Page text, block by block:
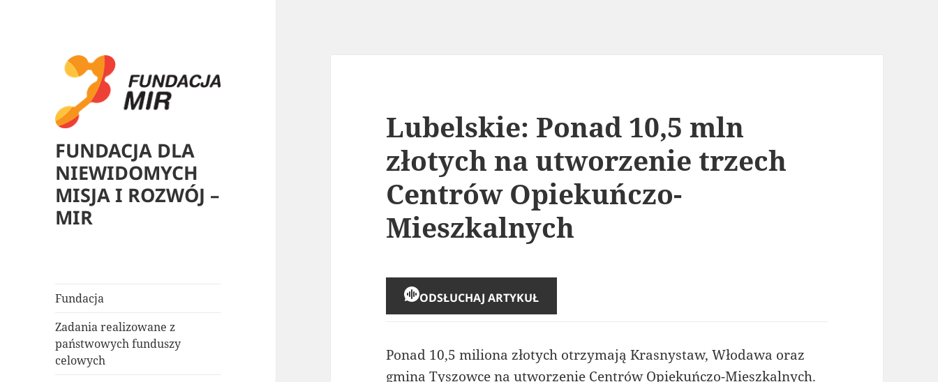
FUNDACJA DLA
NIEWIDOMYCH
MISJA I ROZWÓJ –
MIR
Fundacja
Zadania realizowane z
państwowych funduszy
celowych
Lubelskie: Ponad 10,5 mln
złotych na utworzenie trzech
Centrów Opiekuńczo-
Mieszkalnych
ODSŁUCHAJ ARTYKUŁ
Ponad 10,5 miliona złotych otrzymają Krasnystaw, Włodawa oraz
gmina Tyszowce na utworzenie Centrów Opiekuńczo-Mieszkalnych.